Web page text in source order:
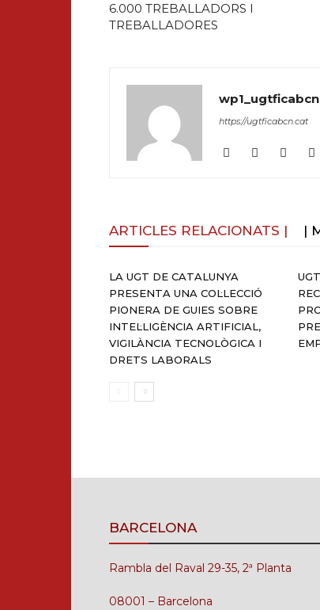
6.000 TREBALLADORS I
TREBALLADORES
wp1_ugtficabcn
https://ugtficabcn.cat
ARTICLES RELACIONATS | |
LA UGT DE CATALUNYA
PRESENTA UNA COL·LECCIÓ
PIONERA DE GUIES SOBRE
INTEL·LIGÈNCIA ARTIFICIAL,
VIGILÀNCIA TECNOLÒGICA I
DRETS LABORALS
BARCELONA
Rambla del Raval 29-35, 2ª Planta
08001 – Barcelona